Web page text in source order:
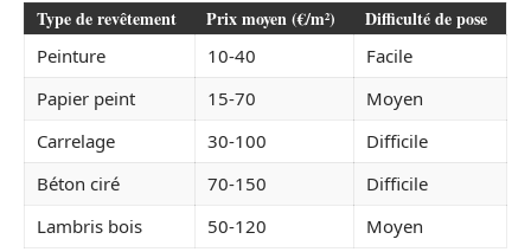
Type de revêtement Prix moyen (€/m²) Difficulté de pose
Peinture 10-40
Facile
Papier peint
15-70
Moyen
Carrelage
30-100
Difficile
Béton ciré
70-150
Difficile
Lambris bois
50-120 Moyen